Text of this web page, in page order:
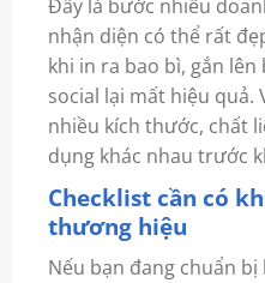
Đây là bước nhiều
nhận diện có thể rất
khi in ra bao bì, gắn
social lại mất hiệu quả.
nhiều kích thước, chất
dụng khác nhau trước
Checklist cần có
thương hiệu
Nếu bạn đang chuẩn